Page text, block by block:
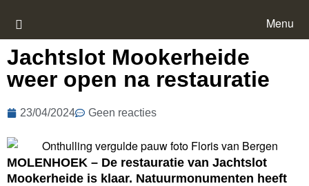
Menu
Jachtslot Mookerheide
weer open na restauratie
23/04/2024 Geen reacties
MOLENHOEK – De restauratie van Jachtslot
Mookerheide is klaar. Natuurmonumenten heeft